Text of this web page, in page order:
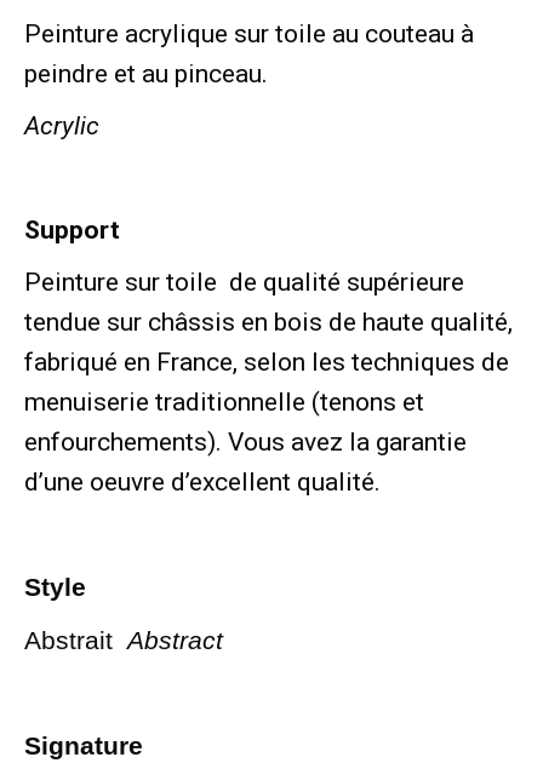
Peinture acrylique sur toile au couteau à
peindre et au pinceau.
Acrylic
Support
Peinture sur toile de qualité supérieure
tendue sur châssis en bois de haute qualité,
fabriqué en France, selon les techniques de
menuiserie traditionnelle (tenons et
enfourchements). Vous avez la garantie
d’une oeuvre d’excellent qualité.
Style
Abstrait Abstract
Signature